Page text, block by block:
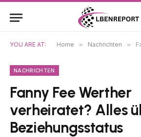
YOU ARE AT: Home » Nachrichten »
NACHRICHTEN
Fanny Fee Werther
verheiratet? Alles
Beziehungsstatus